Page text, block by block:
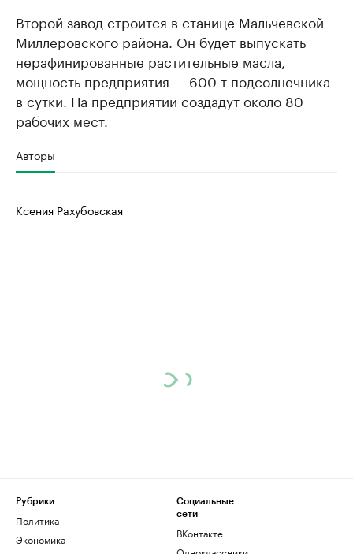
Второй завод строится в станице Мальчевской
Миллеровского района. Он будет выпускать
нерафинированные растительные масла,
мощность предприятия — 600 т подсолнечника
в сутки. На предприятии создадут около 80
рабочих мест.
Авторы
Ксения Рахубовская
Рубрики
Политика
Экономика
Социальные
сети
ВКонтакте